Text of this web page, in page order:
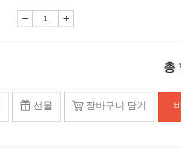
총
선물 장바구니 담기